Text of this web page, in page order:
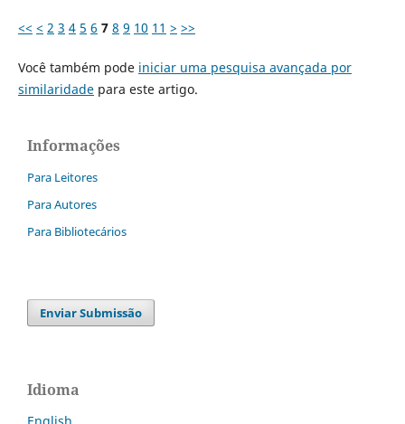
<< < 2 3 4 5 6 7 8 9 10 11 > >>
Você também pode iniciar uma pesquisa avançada por
similaridadepara este artigo.
Informações
Para Leitores
Para Autores
Para Bibliotecários
Enviar Submissão
Idioma